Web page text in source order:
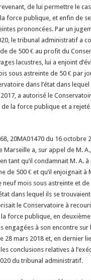
de lui permettre le
force publique, et enfin de
prononcées. Par un
le tribunal administratif a
de 500 € au profit du
lacustres, lui a enjoint
sous astreinte de 50 € par
dans l’état dans lequel
a autorisé le
de la force publique et a
20MA01470 du 16 octobre
Marseille a, sur appel de M.
tant qu’il condamnait M. A. à
de 500 € et qu’il enjoignait à
neuf mois sous astreinte et
dans lequel ils se
le Conservatoire à
force publique, en
engagées à son encontre
28 mars 2018 et, en dernier
conclusions relatives à
du tribunal administratif.